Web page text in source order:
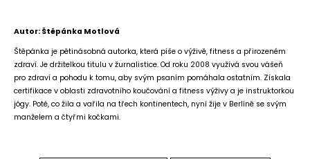
Autor: Štěpánka Motlová
Štěpánka je pětinásobná autorka, která píše o výživě, fitness a přirozeném
zdraví. Je držitelkou titulu v žurnalistice. Od roku 2008 využívá svou vášeň
pro zdraví a pohodu k tomu, aby svým psaním pomáhala ostatním. Získala
certifikace v oblasti zdravotního koučování a fitness výživy a je instruktorkou
jógy. Poté, co žila a vařila na třech kontinentech, nyní žije v Berlíně se svým
manželem a čtyřmi kočkami.